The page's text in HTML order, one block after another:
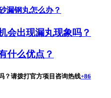
漏钢丸怎么办？
会出现漏丸现象吗？
什么优点？
？请拨打官方项目咨询热线+86